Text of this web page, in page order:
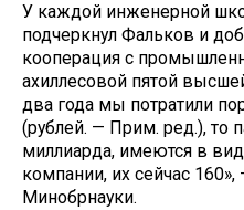
У каждой инженерной
подчеркнул Фальков и
кооперация с
ахиллесовой пятой
два года мы потратили
(рублей. — Прим. ред.), то
миллиарда, имеются в
компании, их сейчас 160»,
Минобрнауки.